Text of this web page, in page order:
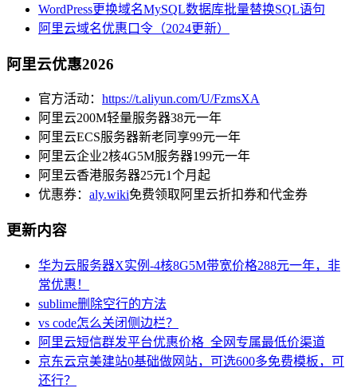
WordPress更换域名MySQL数据库批量替换SQL语句
阿里云域名优惠口令（2024更新）
阿里云优惠2026
官方活动： https://t.aliyun.com/U/FzmsXA
阿里云200M轻量服务器38元一年
阿里云ECS服务器新老同享99元一年
阿里云企业2核4G5M服务器199元一年
阿里云香港服务器25元1个月起
优惠券： aly.wiki免费领取阿里云折扣券和代金券
更新内容
华为云服务器X实例-4核8G5M带宽价格288元一年，非
常优惠！
sublime删除空行的方法
vs code怎么关闭侧边栏？
阿里云短信群发平台优惠价格_全网专属最低价渠道
京东云京美建站0基础做网站，可选600多免费模板，可
还行？